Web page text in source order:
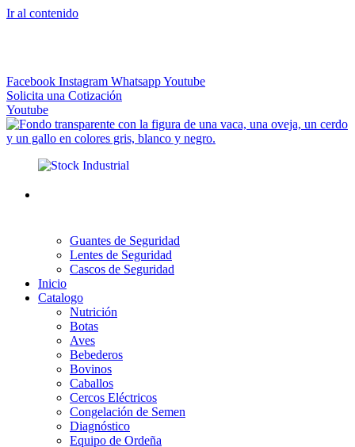
Ir al contenido
Facebook Instagram WhatsappYoutube
Solicita una Cotización
Youtube
Guantes de Seguridad
Lentes de Seguridad
Cascos de Seguridad
Inicio
Catalogo
Nutrición
Botas
Aves
Bebederos
Bovinos
Caballos
Cercos Eléctricos
Congelación de Semen
Diagnóstico
Equipo de Ordeña